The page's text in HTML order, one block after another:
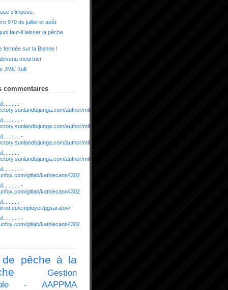
s'impose.
970 de juillet et août.
faut-il laisser la pêche
fermée sur la Bienne !
meurtrier.
JMC Kult
commentaires
-
author/millard18a9939/
-
author/millard18a9939/
-
author/millard18a9939/
-
author/millard18a9939/
-
gitlab/kathiecann4302
-
gitlab/kathiecann4302
-
employer/pgsaratov/
-
gitlab/kathiecann4302
de pêche à la
Gestion
- AAPPMA